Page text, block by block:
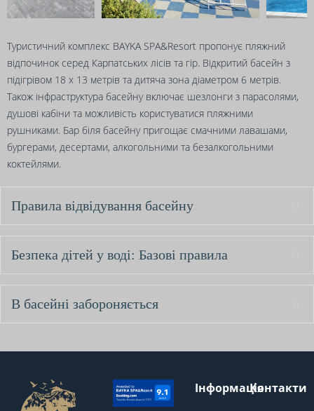
Туристичний комплекс BAYKA SPA&Resort пропонує пляжний
відпочинок серед Карпатських лісів та гір. Відкритий басейн з
підігрівом 18 х 13 метрів та дитяча зона діаметром 6 метрів.
Також інфраструктура басейну включає шезлонги з парасолями,
душові кабіни та можливість користуватися пляжними
рушниками. Бар біля басейну пригощає смачними лавашами,
бургерами, десертами, алкогольними та безалкогольними
коктейлями.
Правила відвідування басейну
Безпека дітей у воді: Базові правила
В басейні забороняється
ІнформаціяКонтакти